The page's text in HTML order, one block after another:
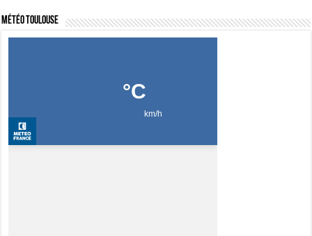
Météo Toulouse